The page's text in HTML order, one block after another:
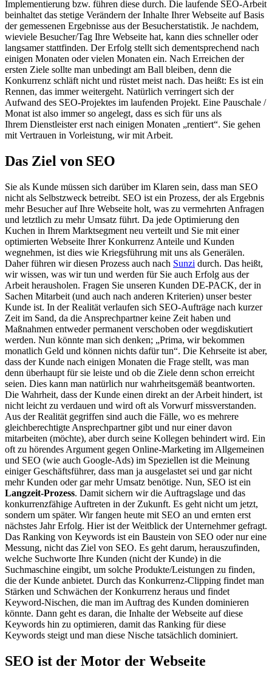
Implementierung bzw. führen diese durch. Die laufende SEO-Arbeit
beinhaltet das stetige Verändern der Inhalte Ihrer Webseite auf Basis
der gemessenen Ergebnisse aus der Besucherstatistik. Je nachdem,
wieviele Besucher/Tag Ihre Webseite hat, kann dies schneller oder
langsamer stattfinden. Der Erfolg stellt sich dementsprechend nach
einigen Monaten oder vielen Monaten ein. Nach Erreichen der
ersten Ziele sollte man unbedingt am Ball bleiben, denn die
Konkurrenz schläft nicht und rüstet meist nach. Das heißt: Es ist ein
Rennen, das immer weitergeht. Natürlich verringert sich der
Aufwand des SEO-Projektes im laufenden Projekt. Eine Pauschale /
Monat ist also immer so angelegt, dass es sich für uns als
Ihrem Dienstleister erst nach einigen Monaten „rentiert“. Sie gehen
mit Vertrauen in Vorleistung, wir mit Arbeit.
Das Ziel von SEO
Sie als Kunde müssen sich darüber im Klaren sein, dass man SEO
nicht als Selbstzweck betreibt. SEO ist ein Prozess, der als Ergebnis
mehr Besucher auf Ihre Webseite holt, was zu vermehrten Anfragen
und letztlich zu mehr Umsatz führt. Da jede Optimierung den
Kuchen in Ihrem Marktsegment neu verteilt und Sie mit einer
optimierten Webseite Ihrer Konkurrenz Anteile und Kunden
wegnehmen, ist dies wie Kriegsführung mit uns als Generälen.
Daher führen wir diesen Prozess auch nach Sunzi durch. Das heißt,
wir wissen, was wir tun und werden für Sie auch Erfolg aus der
Arbeit herausholen. Fragen Sie unseren Kunden DE-PACK, der in
Sachen Mitarbeit (und auch nach anderen Kriterien) unser bester
Kunde ist. In der Realität verlaufen sich SEO-Aufträge nach kurzer
Zeit im Sand, da die Ansprechpartner keine Zeit haben und
Maßnahmen entweder permanent verschoben oder wegdiskutiert
werden. Nun könnte man sich denken; „Prima, wir bekommen
monatlich Geld und können nichts dafür tun“. Die Kehrseite ist aber,
dass der Kunde nach einigen Monaten die Frage stellt, was man
denn überhaupt für sie leiste und ob die Ziele denn schon erreicht
seien. Dies kann man natürlich nur wahrheitsgemäß beantworten.
Die Wahrheit, dass der Kunde einen direkt an der Arbeit hindert, ist
nicht leicht zu verdauen und wird oft als Vorwurf missverstanden.
Aus der Realität gegriffen sind auch die Fälle, wo es mehrere
gleichberechtigte Ansprechpartner gibt und nur einer davon
mitarbeiten (möchte), aber durch seine Kollegen behindert wird. Ein
oft zu hörendes Argument gegen Online-Marketing im Allgemeinen
und SEO (wie auch Google-Ads) im Speziellen ist die Meinung
einiger Geschäftsführer, dass man ja ausgelastet sei und gar nicht
mehr Kunden oder gar mehr Umsatz benötige. Nun, SEO ist ein
Langzeit-Prozess. Damit sichern wir die Auftragslage und das
konkurrenzfähige Auftreten in der Zukunft. Es geht nicht um jetzt,
sondern um später. Wir fangen heute mit SEO an und ernten erst
nächstes Jahr Erfolg. Hier ist der Weitblick der Unternehmer gefragt.
Das Ranking von Keywords ist ein Baustein von SEO oder nur eine
Messung, nicht das Ziel von SEO. Es geht darum, herauszufinden,
welche Suchworte Ihre Kunden (nicht der Kunde) in die
Suchmaschine eingibt, um solche Produkte/Leistungen zu finden,
die der Kunde anbietet. Durch das Konkurrenz-Clipping findet man
Stärken und Schwächen der Konkurrenz heraus und findet
Keyword-Nischen, die man im Auftrag des Kunden dominieren
könnte. Dann geht es daran, die Inhalte der Webseite auf diese
Keywords hin zu optimieren, damit das Ranking für diese
Keywords steigt und man diese Nische tatsächlich dominiert.
SEO ist der Motor der Webseite